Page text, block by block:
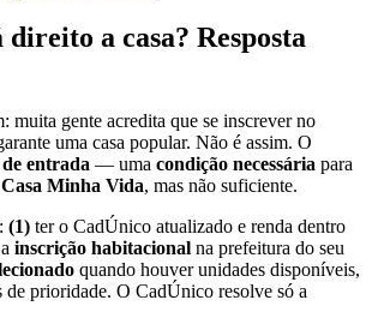
a casa? Resposta
muita gente acredita que se inscrever no
uma casa popular. Não é assim. O
entrada — uma condição necessária para
Minha Vida, mas não suficiente.
(1) ter o CadÚnico atualizado e renda dentro
inscrição habitacional na prefeitura do seu
quando houver unidades disponíveis,
de prioridade. O CadÚnico resolve só a